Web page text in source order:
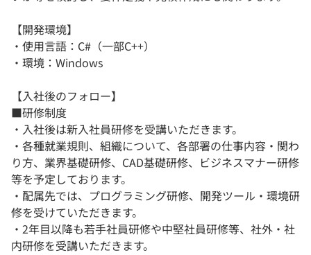
【開発環境】
・使用言語：C#（一部C++）
・環境：Windows
【入社後のフォロー】
■研修制度
・入社後は新入社員研修を受講いただきます。
・各種就業規則、組織について、各部署の仕事内容・関わ
り方、業界基礎研修、CAD基礎研修、ビジネスマナー研修
等を予定しております。
・配属先では、プログラミング研修、開発ツール・環境研
修を受けていただきます。
・2年目以降も若手社員研修や中堅社員研修等、社外・社
内研修を受講いただきます。